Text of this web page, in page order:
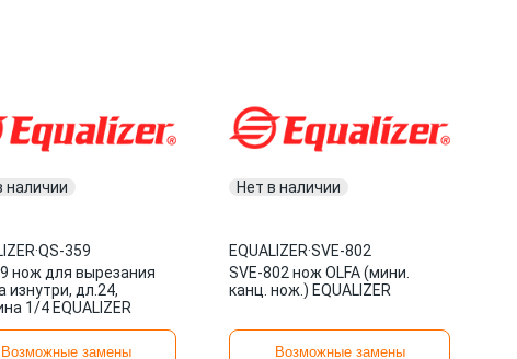
наличии
·QS-359
нож для вырезания
изнутри, дл.24,
1/4 EQUALIZER
Возможные замены
Нет в наличии
EQUALIZER·SVE-802
SVE-802 нож OLFA (мини.
канц. нож.) EQUALIZER
Возможные замены